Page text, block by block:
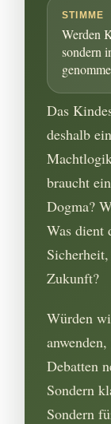
STIMME
Werden
sondern
Das
deshalb
braucht
Dogma?
Was dient
Zukunft?
Würden
Debatten
Sondern
Sondern